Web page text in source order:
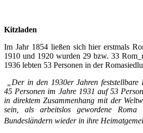
Kitzladen
Im Jahr 1854 ließen sich hier erstmals
1910 und 1920 wurden 29 bzw. 33
1936 lebten 53 Personen in der
„Der in den 1930er Jahren feststellbare
45 Personen im Jahre 1931 auf 53
in direktem Zusammenhang mit der
sein, als arbeitslos gewordene Roma
Bundesländern wieder in ihre